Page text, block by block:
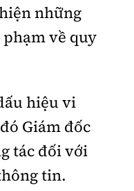
những
về quy
hiệu vi
Giám đốc
tác đối với
tin.